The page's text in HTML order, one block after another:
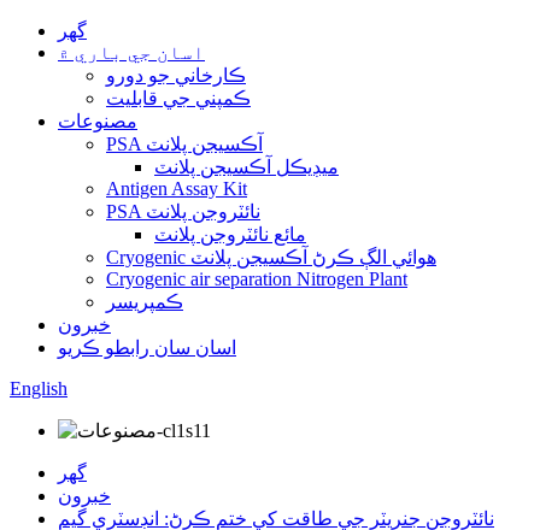
گهر
اسان جي باري ۾
ڪارخاني جو دورو
ڪمپني جي قابليت
مصنوعات
PSA آڪسيجن پلانٽ
ميڊيڪل آڪسيجن پلانٽ
Antigen Assay Kit
PSA نائٽروجن پلانٽ
مائع نائٽروجن پلانٽ
Cryogenic هوائي الڳ ڪرڻ آڪسيجن پلانٽ
Cryogenic air separation Nitrogen Plant
ڪمپريسر
خبرون
اسان سان رابطو ڪريو
English
گهر
خبرون
نائٽروجن جنريٽر جي طاقت کي ختم ڪرڻ: انڊسٽري گيم